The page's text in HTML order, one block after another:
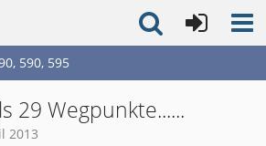
590, 595
29 Wegpunkte......
2013